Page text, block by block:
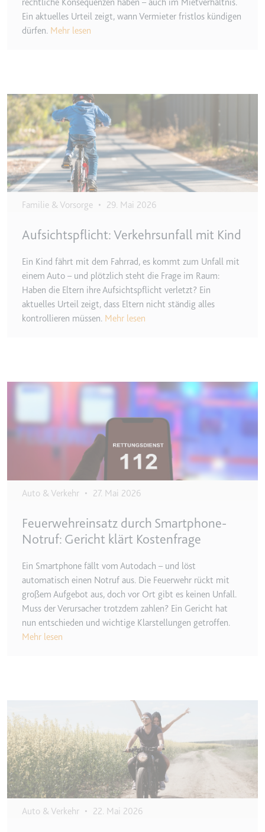
Typ:
HTML Local Storage
Zweck:
Wird verwendet, um die
Interaktion der Nutzer mit
eingebetteten Inhalten zu
verfolgen.
Ablauf:
Beständig
Typ:
HTML Local Storage
YtIdbMeta#databases
Anbieter:
youtube.com
Interaktion der Nutzer mit
eingebetteten Inhalten zu
verfolgen.
Ablauf:
Beständig
Typ:
IndexedDB
rechtliche Konsequenzen haben – auch im Mietverhältnis.
Ein aktuelles Urteil zeigt, wann Vermieter fristlos kündigen
dürfen. Mehr lesen
Image
Familie & Vorsorge • 29. Mai 2026
Aufsichtspflicht: Verkehrsunfall mit Kind
Ein Kind fährt mit dem Fahrrad, es kommt zum Unfall mit
einem Auto – und plötzlich steht die Frage im Raum:
Haben die Eltern ihre Aufsichtspflicht verletzt? Ein
aktuelles Urteil zeigt, dass Eltern nicht ständig alles
kontrollieren müssen. Mehr lesen
Image
Auto & Verkehr • 27. Mai 2026
Feuerwehreinsatz durch Smartphone-
Notruf: Gericht klärt Kostenfrage
Ein Smartphone fällt vom Autodach – und löst
automatisch einen Notruf aus. Die Feuerwehr rückt mit
großem Aufgebot aus, doch vor Ort gibt es keinen Unfall.
Muss der Verursacher trotzdem zahlen? Ein Gericht hat
nun entschieden und wichtige Klarstellungen getroffen.
Mehr lesen
Auto & Verkehr • 22. Mai 2026